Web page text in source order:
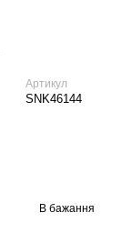
Артикул
SNK46144
В бажання